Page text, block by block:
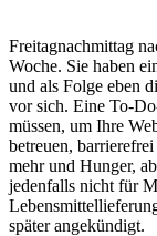
Freitagnachmittag
Woche. Sie haben
und als Folge eben
vor sich. Eine To-
müssen, um Ihre
betreuen,
mehr und Hunger,
jedenfalls nicht für
später angekündigt.